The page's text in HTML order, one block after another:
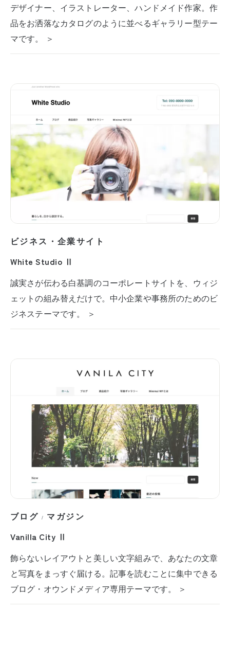
デザイナー、イラストレーター、ハンドメイド作家。作
品をお洒落なカタログのように並べるギャラリー型テー
マです。 ＞
ビジネス・企業サイト
White Studio Ⅱ
誠実さが伝わる白基調のコーポレートサイトを、ウィジ
ェットの組み替えだけで。中小企業や事務所のためのビ
ジネステーマです。 ＞
ブログ / マガジン
Vanilla City Ⅱ
飾らないレイアウトと美しい文字組みで、あなたの文章
と写真をまっすぐ届ける。記事を読むことに集中できる
ブログ・オウンドメディア専用テーマです。 ＞